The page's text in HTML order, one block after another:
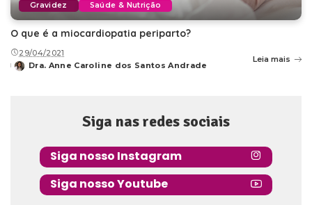
Gravidez Saúde & Nutrição
O que é a miocardiopatia periparto?
29/04/2021
Posted
Dra. Anne Caroline dos Santos Andrade
Leia mais
Siga nas redes sociais
Siga nosso Instagram
Siga nosso Youtube